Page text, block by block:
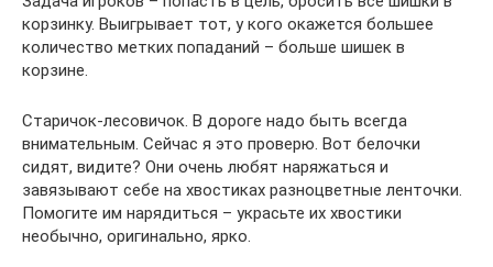
корзинку. Выигрывает тот, у кого окажется большее
количество метких попаданий – больше шишек в
корзине.
Старичок-лесовичок. В дороге надо быть всегда
внимательным. Сейчас я это проверю. Вот белочки
сидят, видите? Они очень любят наряжаться и
завязывают себе на хвостиках разноцветные ленточки.
Помогите им нарядиться – украсьте их хвостики
необычно, оригинально, ярко.